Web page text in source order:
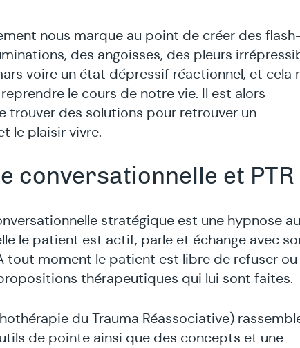
nous marque au point de créer des
des angoisses, des pleurs
voire un état dépressif réactionnel, et cela
le cours de notre vie. Il est alors
trouver des solutions pour retrouver un
le plaisir vivre.
conversationnelle et PTR
stratégique est une hypnose au
le patient est actif, parle et échange avec
tout moment le patient est libre de refuser
thérapeutiques qui lui sont faites.
du Trauma Réassociative)
de pointe ainsi que des concepts et une